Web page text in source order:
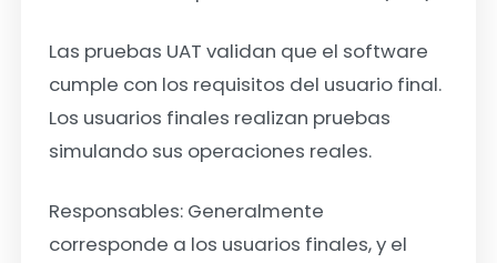
Las pruebas UAT validan que el software
cumple con los requisitos del usuario final.
Los usuarios finales realizan pruebas
simulando sus operaciones reales.
Responsables: Generalmente
corresponde a los usuarios finales, y el